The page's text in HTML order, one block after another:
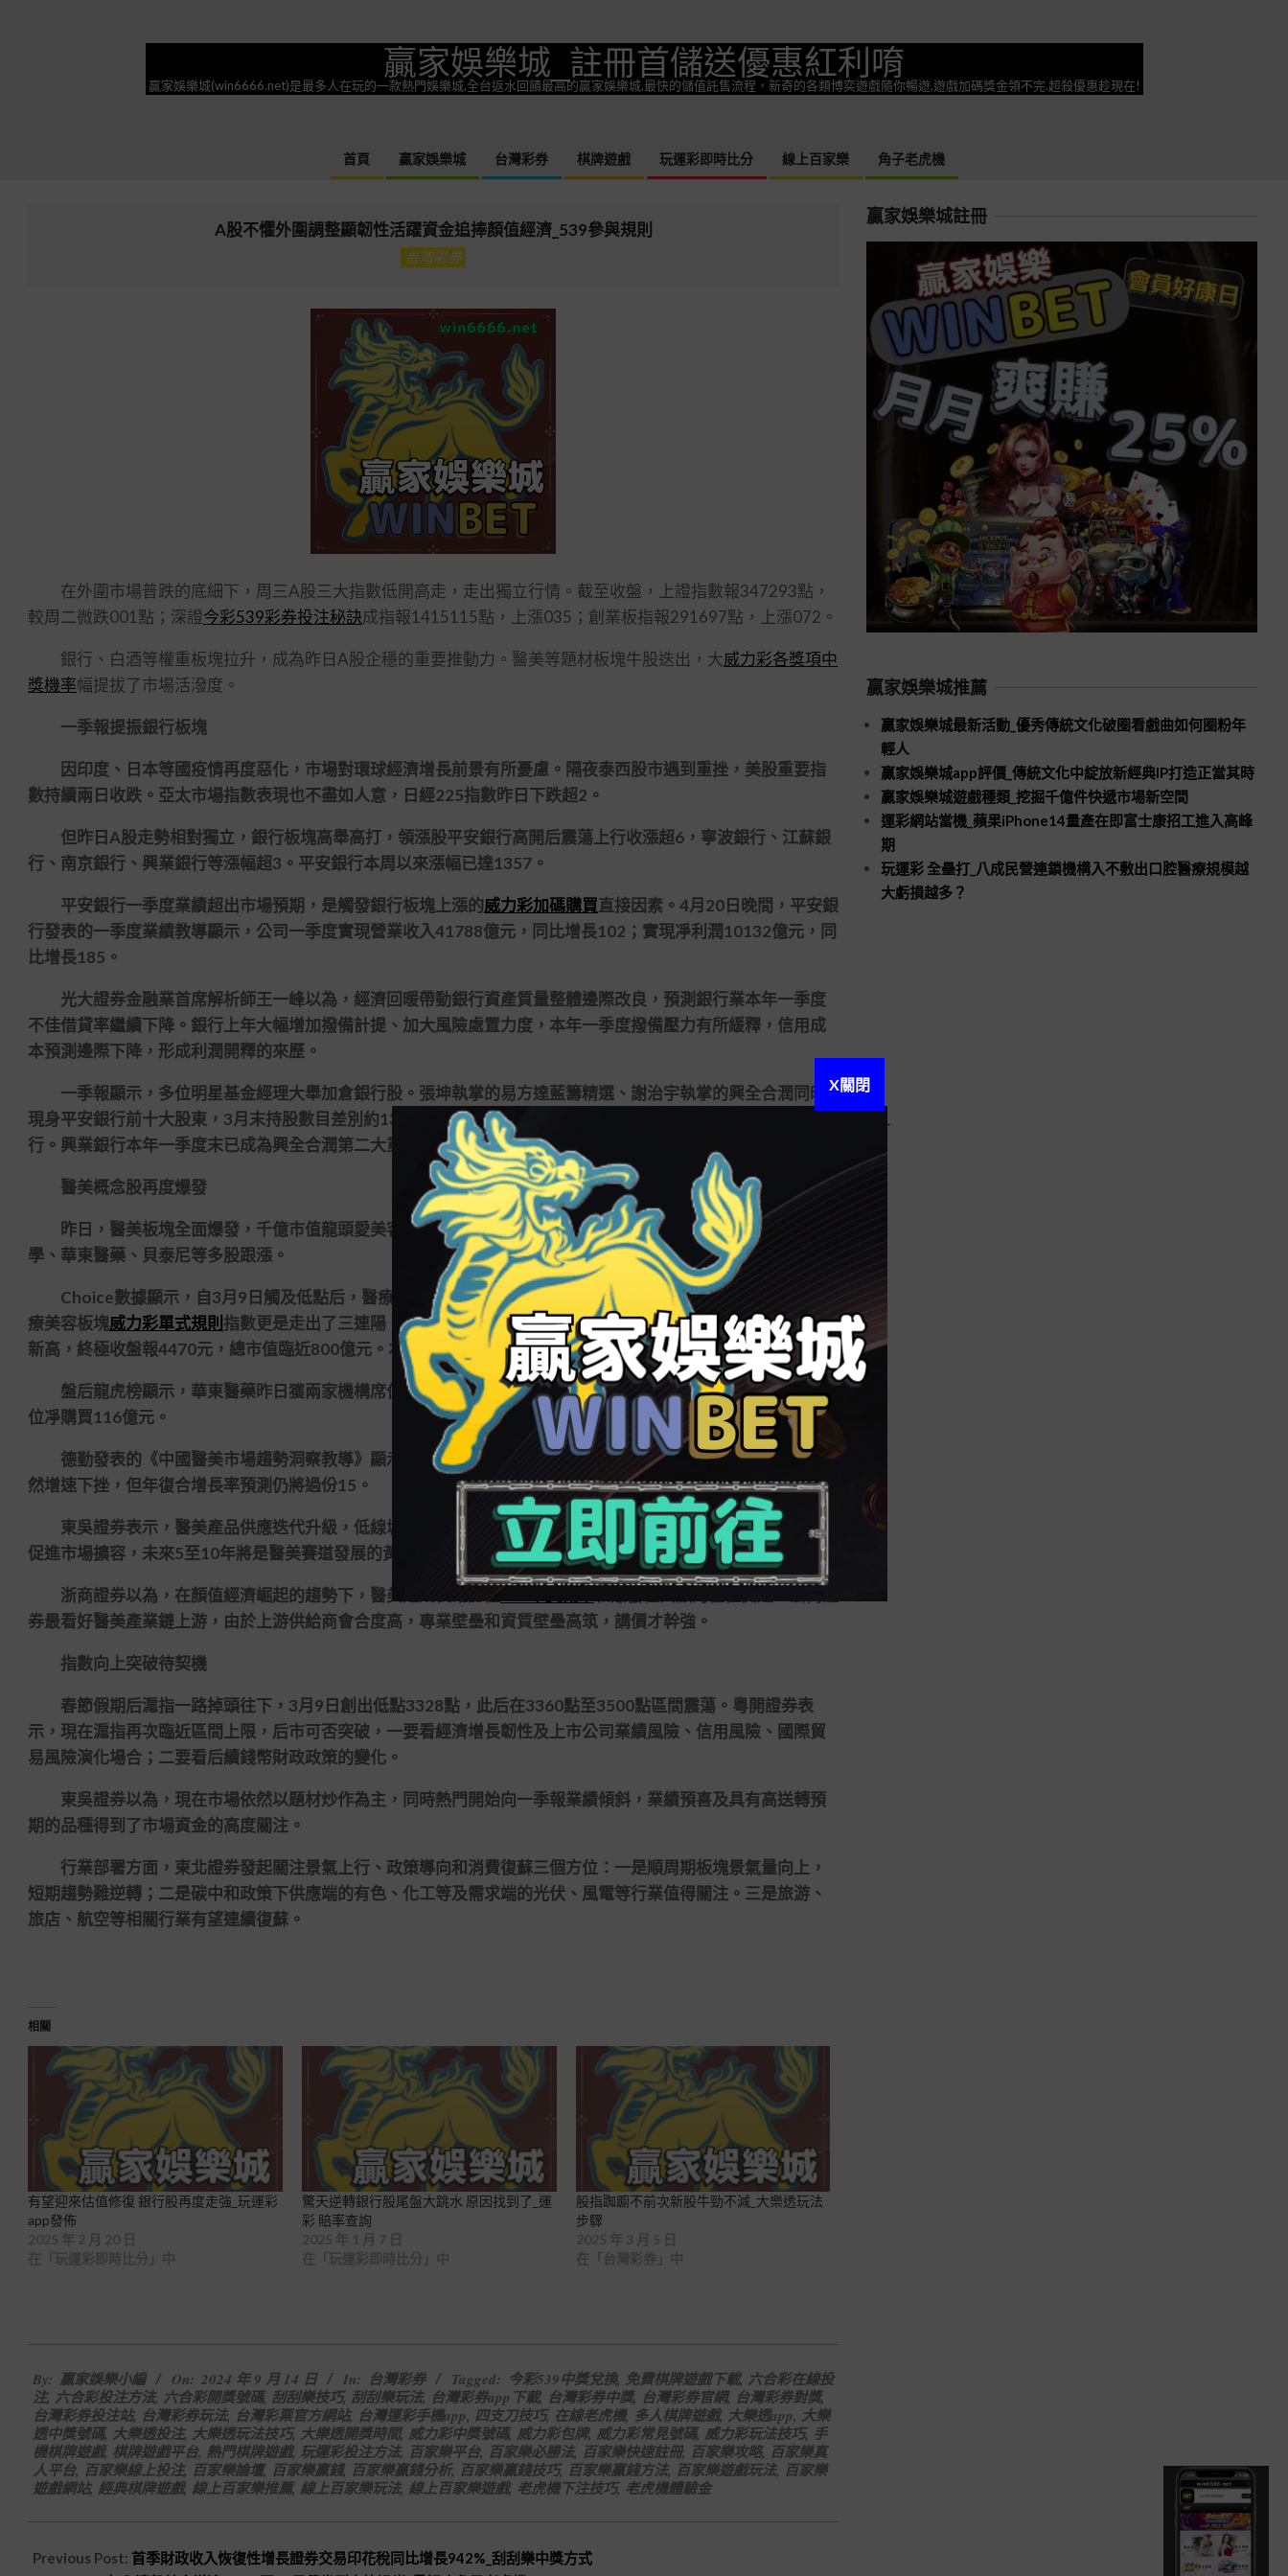
贏家娛樂城_註冊首儲送優惠紅利唷
贏家娛樂城(win6666.net)是最多人在玩的一款熱門娛樂城,全台返水回饋最高的贏家娛樂城,最快的儲值託售流程，新奇的各類博奕遊戲隨你暢遊,遊戲加碼獎金領不完.超殺優惠趁現在!
Primary
首頁 贏家娛樂城 台灣彩券 棋牌遊戲 玩運彩即時比分 線上百家樂 角子老虎機
A股不懼外圍調整顯韌性活躍資金追捧顏值經濟_539參與規則
台灣彩券
在外圍市場普跌的底細下，周三A股三大指數低開高走，走出獨立行情。截至收盤，上證指數報347293點，
較周二微跌001點；深證今彩539彩券投注秘訣成指報1415115點，上漲035；創業板指報291697點，上漲072。
銀行、白酒等權重板塊拉升，成為昨日A股企穩的重要推動力。醫美等題材板塊牛股迭出，大威力彩各獎項中
獎機率幅提拔了市場活潑度。
一季報提振銀行板塊
因印度、日本等國疫情再度惡化，市場對環球經濟增長前景有所憂慮。隔夜泰西股市遇到重挫，美股重要指
數持續兩日收跌。亞太市場指數表現也不盡如人意，日經225指數昨日下跌超2。
但昨日A股走勢相對獨立，銀行板塊高舉高打，領漲股平安銀行高開后震蕩上行收漲超6，寧波銀行、江蘇銀
行、南京銀行、興業銀行等漲幅超3。平安銀行本周以來漲幅已達1357。
平安銀行一季度業績超出市場預期，是觸發銀行板塊上漲的威力彩加碼購買直接因素。4月20日晚間，平安銀
行發表的一季度業績教導顯示，公司一季度實現營業收入41788億元，同比增長102；實現凈利潤10132億元，同
比增長185。
光大證券金融業首席解析師王一峰以為，經濟回暖帶動銀行資產質量整體邊際改良，預測銀行業本年一季度
不佳借貸率繼續下降。銀行上年大幅增加撥備計提、加大風險處置力度，本年一季度撥備壓力有所緩釋，信用成
本預測邊際下降，形成利潤開釋的來歷。
一季報顯示，多位明星基金經理大舉加倉銀行股。張坤執掌的易方達藍籌精選、謝治宇執掌的興全合潤同時
現身平安銀行前十大股東，3月末持股數目差別約13億股、07億股。謝治宇控制的興全合潤還大幅加倉興業銀
行。興業銀行本年一季度末已成為興全合潤第二大重倉股。
醫美概念股再度爆發
昨日，醫美板塊全面爆發，千億市值龍頭愛美客漲超9。金陵藥業、朗姿股份、長江康健等多股漲停，國際醫
學、華東醫藥、貝泰尼等多股跟漲。
Choice數據顯示，自3月9日觸及低點后，醫療美容板塊指數一路反彈，至今漲幅已經過份20。本周以來，醫
療美容板塊威力彩單式規則 指數更是走出了三連陽。個股方面，華東醫藥昨日盤中一度觸及漲停，股價創出歷史
新高，終極收盤報4470元，總市值臨近800億元。本年以來，華東醫藥股價累計上漲過份68。
盤后龍虎榜顯示，華東醫藥昨日獲兩家機構席位合計凈購買163億元，占全天成交額的275。此外，深股通席
位凈購買116億元。
德勤發表的《中國醫美市場趨勢洞察教導》顯示，2024年中國醫美市場規模預測達1975億元，受疫情陰礙固
然增速下挫，但年復合增長率預測仍將過份15。
東吳證券表示，醫美產品供應迭代升級，低線城市與90后人群消費增長促進滲入率提拔，醫美消費復購習慣
促進市場擴容，未來5至10年將是醫美賽道發展的黃金期間。
浙商證券以為，在顏值經濟崛起的趨勢下，醫美是成長確認性
券最看好醫美產業鏈上游，由於上游供給商會合度高，專業壁壘和資質壁壘高筑，講價才幹強。
指數向上突破待契機
春節假期后滬指一路掉頭往下，3月9日創出低點3328點，此后在3360點至3500點區間震蕩。粵開證券表
示，現在滬指再次臨近區間上限，后市可否突破，一要看經濟增長韌性及上市公司業績風險、信用風險、國際貿
易風險演化場合；二要看后續錢幣財政政策的變化。
東吳證券以為，現在市場依然以題材炒作為主，同時熱門開始向一季報業績傾斜，業績預喜及具有高送轉預
期的品種得到了市場資金的高度關注。
行業部署方面，東北證券發起關注景氣上行、政策導向和消費復蘇三個方位：一是順周期板塊景氣量向上，
短期趨勢難逆轉；二是碳中和政策下供應端的有色、化工等及需求端的光伏、風電等行業值得關注。三是旅游、
旅店、航空等相關行業有望連續復蘇。
相關
有望迎來估值修復 銀行股再度走強_玩運彩
app發佈
驚天逆轉銀行股尾盤大跳水 原因找到了_運
彩 賠率查詢
股指踟躕不前次新股牛勁不減_大樂透玩法
步驟
09-
14
By: 贏家娛樂小編 On: 2024 年 9 月 14 日 In: 台灣彩券 Tagged: 今彩539中獎兌換, 免費棋牌遊戲下載, 六合彩在線投
注, 六合彩投注方法, 六合彩開獎號碼, 刮刮樂技巧, 刮刮樂玩法, 台灣彩券app下載, 台灣彩券中獎, 台灣彩券官網, 台灣彩券對獎,
台灣彩券投注站, 台灣彩券玩法, 台灣彩票官方網站, 台灣運彩手機app, 四支刀技巧, 在線老虎機, 多人棋牌遊戲, 大樂透app, 大樂
透中獎號碼, 大樂透投注, 大樂透玩法技巧, 大樂透開獎時間, 威力彩中獎號碼, 威力彩包牌, 威力彩常見號碼, 威力彩玩法技巧, 手
機棋牌遊戲, 棋牌遊戲平台, 熱門棋牌遊戲, 玩運彩投注方法, 百家樂平台, 百家樂必勝法, 百家樂快速註冊, 百家樂攻略, 百家樂真
人平台, 百家樂線上投注, 百家樂論壇, 百家樂贏錢, 百家樂贏錢分析, 百家樂贏錢技巧, 百家樂贏錢方法, 百家樂遊戲玩法, 百家樂
遊戲網站, 經典棋牌遊戲, 線上百家樂推薦, 線上百家樂玩法, 線上百家樂遊戲, 老虎機下注技巧, 老虎機體驗金
Previous Post: 首季財政收入恢復性增長證券交易印花稅同比增長942%_刮刮樂中獎方式
贏家娛樂城註冊
贏家娛樂城推薦
贏家娛樂城最新活動_優秀傳統文化破圈看戲曲如何圈粉年
輕人
贏家娛樂城app評價_傳統文化中綻放新經典IP打造正當其時
贏家娛樂城遊戲種類_挖掘千億件快遞市場新空間
運彩網站當機_蘋果iPhone14量產在即富士康招工進入高峰
期
玩運彩 全壘打_八成民營連鎖機構入不敷出口腔醫療規模越
大虧損越多？
X關閉